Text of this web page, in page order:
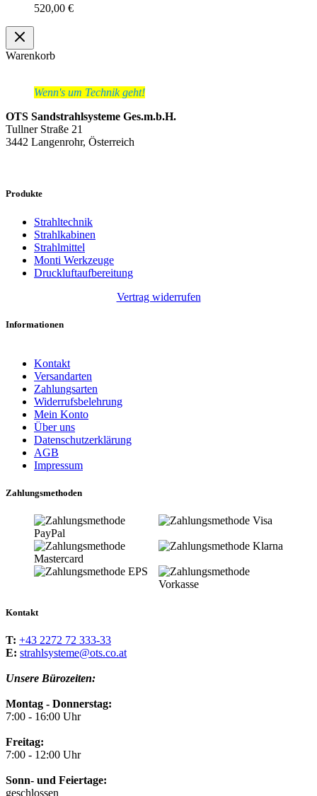
520,00 €
Warenkorb
Wenn's um Technik geht!
OTS Sandstrahlsysteme Ges.m.b.H.
Tullner Straße 21
3442 Langenrohr, Österreich
Produkte
Strahltechnik
Strahlkabinen
Strahlmittel
Monti Werkzeuge
Druckluftaufbereitung
Vertrag widerrufen
Informationen
Kontakt
Versandarten
Zahlungsarten
Widerrufsbelehrung
Mein Konto
Über uns
Datenschutzerklärung
AGB
Impressum
Zahlungsmethoden
Kontakt
T: +43 2272 72 333-33
E: strahlsysteme@ots.co.at
Unsere Bürozeiten:
Montag - Donnerstag:
7:00 - 16:00 Uhr
Freitag:
7:00 - 12:00 Uhr
Sonn- und Feiertage:
geschlossen